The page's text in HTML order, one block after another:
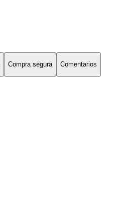
Compra segura Comentarios